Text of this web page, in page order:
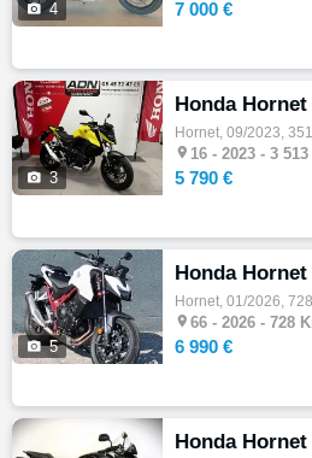
 4 7 000 €
 3
Honda Hornet
 16 - 2023 - 3
5 790 €
 5
Honda Hornet
 66 - 2026 - 728
6 990 €
Honda Hornet